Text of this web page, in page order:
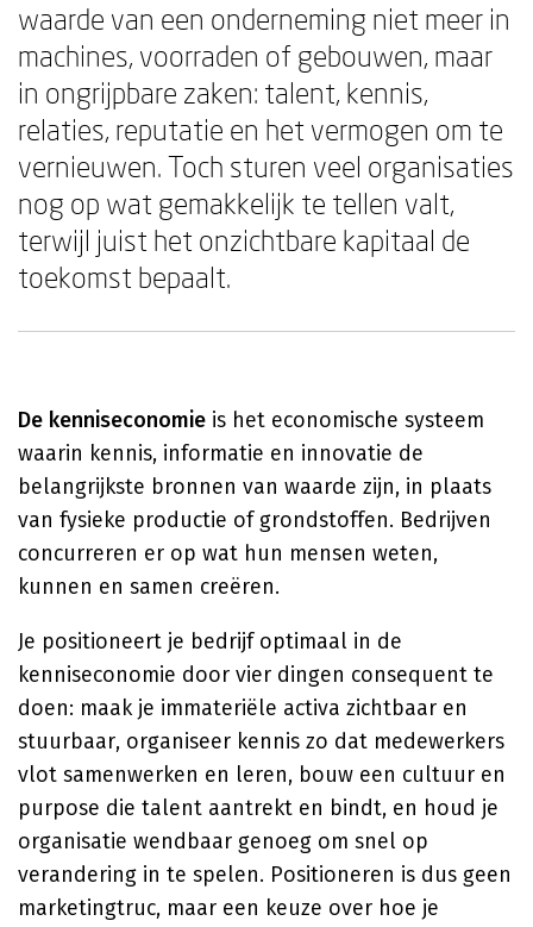
waarde van een onderneming niet meer in
machines, voorraden of gebouwen, maar
in ongrijpbare zaken: talent, kennis,
relaties, reputatie en het vermogen om te
vernieuwen. Toch sturen veel organisaties
nog op wat gemakkelijk te tellen valt,
terwijl juist het onzichtbare kapitaal de
toekomst bepaalt.
De kenniseconomie is het economische systeem
waarin kennis, informatie en innovatie de
belangrijkste bronnen van waarde zijn, in plaats
van fysieke productie of grondstoffen. Bedrijven
concurreren er op wat hun mensen weten,
kunnen en samen creëren.
Je positioneert je bedrijf optimaal in de
kenniseconomie door vier dingen consequent te
doen: maak je immateriële activa zichtbaar en
stuurbaar, organiseer kennis zo dat medewerkers
vlot samenwerken en leren, bouw een cultuur en
purpose die talent aantrekt en bindt, en houd je
organisatie wendbaar genoeg om snel op
verandering in te spelen. Positioneren is dus geen
marketingtruc, maar een keuze over hoe je